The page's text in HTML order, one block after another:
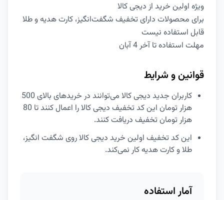
ویژه اولین خرید از دیجی کالا
برای محصولات دارای تخفیف شگفت‌انگیز، کارت هدیه و طلا
قابل استفاده نیست
مهلت استفاده تا آخر 4 آبان
قوانین و شرایط
کاربران جدید دیجی کالا می‌توانند در خریدهای بالای 500
هزار تومان این کد تخفیف دیجی کالا را اعمال کنند تا 80
هزار تومان تخفیف دریافت کنند.
این کد تخفیف اولین خرید دیجی کالا روی شگفت انگیز،
طلا و کارت هدیه کار نمی‌کند.
آمار استفاده